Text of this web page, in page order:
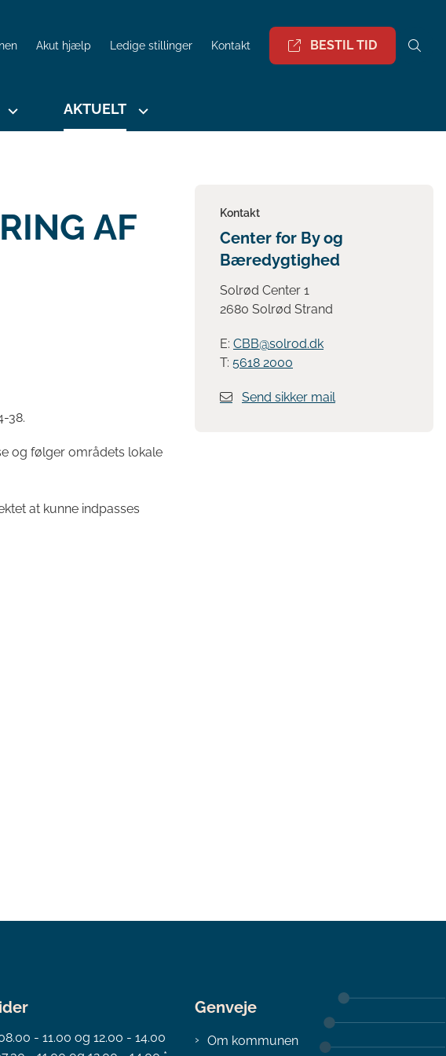
Akut hjælp Ledige stillinger Kontakt BESTIL TID
AKTUELT
AF
38.
og følger områdets lokale
at kunne indpasses
Kontakt
Center for By og
Bæredygtighed
Solrød Center 1
2680 Solrød Strand
E: CBB@solrod.dk
T: 5618 2000
Send sikker mail
- 11.00 og 12.00 - 14.00
Genveje
Om kommunen